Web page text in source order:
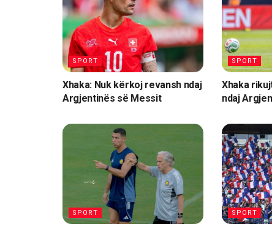
SPORT
Xhaka: Nuk kërkoj revansh ndaj
Argjentinës së Messit
SPORT
Xhaka
ndaj
SPORT SPORT